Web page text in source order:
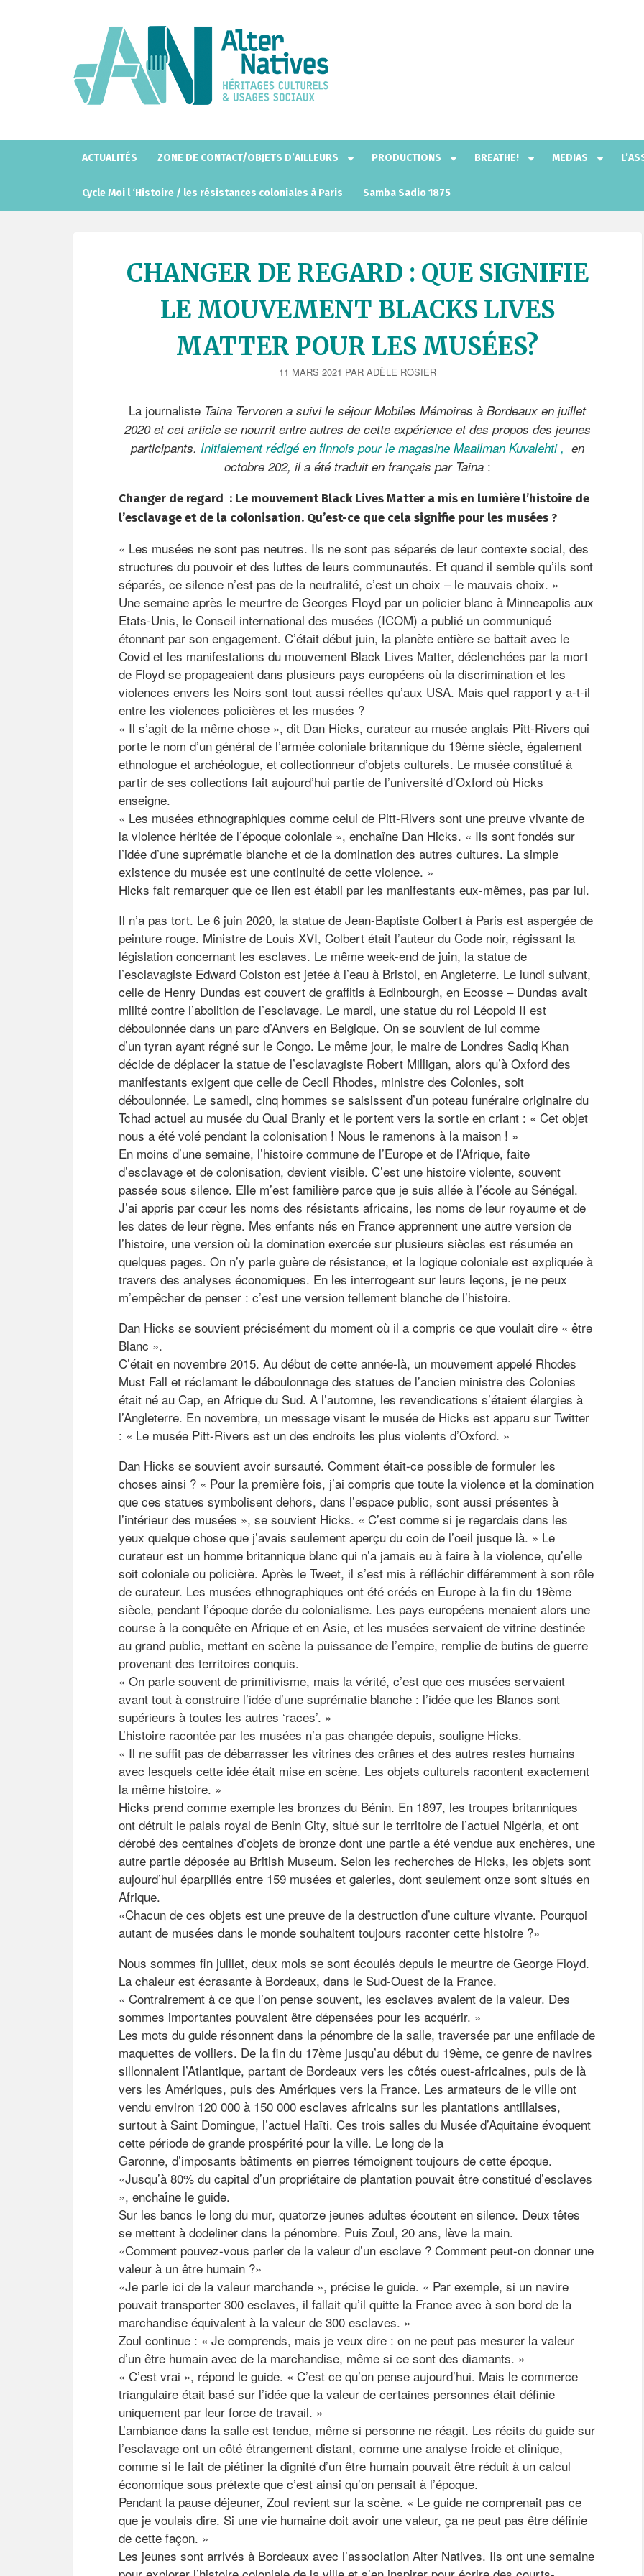
e
ACTUALITÉS ZONE DE CONTACT/OBJETS D’AILLEURS PRODUCTIONS BREATHE! MEDIAS
Cycle Moi l ‘Histoire / les résistances coloniales à Paris Samba Sadio 1875
CHANGER DE REGARD : QUE SIGNIFIE
LE MOUVEMENT BLACKS LIVES
MATTER POUR LES MUSÉES?
11 MARS 2021 PAR ADÈLE ROSIER
La journaliste Taina Tervoren a suivi le séjour Mobiles Mémoires à Bordeaux en juillet
2020 et cet article se nourrit entre autres de cette expérience et des propos des jeunes
participants. Initialement rédigé en finnois pour le magasine Maailman Kuvalehti , en
octobre 202, il a été traduiten français par Taina :
Changer de regard : Le mouvement Black Lives Matter a mis en lumière l’histoire de
l’esclavage et de la colonisation. Qu’est-ce que cela signifie pour les musées ?
« Les musées ne sont pas neutres. Ils ne sont pas séparés de leur contexte social, des
structures du pouvoir et des luttes de leurs communautés. Et quand il semble qu’ils sont
séparés, ce silence n’est pas de la neutralité, c’est un choix – le mauvais choix. »
Une semaine après le meurtre de Georges Floyd par un policier blanc à Minneapolis aux
Etats-Unis, le Conseil international des musées (ICOM) a publié un communiqué
étonnant par son engagement. C’était début juin, la planète entière se battait avec le
Covid et les manifestations du mouvement Black Lives Matter, déclenchées par la mort
de Floyd se propageaient dans plusieurs pays européens où la discrimination et les
violences envers les Noirs sont tout aussi réelles qu’aux USA. Mais quel rapport y a-t-il
entre les violences policières et les musées ?
« Il s’agit de la même chose », dit Dan Hicks, curateur au musée anglais Pitt-Rivers qui
porte le nom d’un général de l’armée coloniale britannique du 19ème siècle, également
ethnologue et archéologue, et collectionneur d’objets culturels. Le musée constitué à
partir de ses collections fait aujourd’hui partie de l’université d’Oxford où Hicks
enseigne.
« Les musées ethnographiques comme celui de Pitt-Rivers sont une preuve vivante de
la violence héritée de l’époque coloniale », enchaîne Dan Hicks. « Ils sont fondés sur
l’idée d’une suprématie blanche et de la domination des autres cultures. La simple
existence du musée est une continuité de cette violence. »
Hicks fait remarquer que ce lien est établi par les manifestants eux-mêmes, pas par lui.
Il n’a pas tort. Le 6 juin 2020, la statue de Jean-Baptiste Colbert à Paris est aspergée de
peinture rouge. Ministre de Louis XVI, Colbert était l’auteur du Code noir, régissant la
législation concernant les esclaves. Le même week-end de juin, la statue de
l’esclavagiste Edward Colston est jetée à l’eau à Bristol, en Angleterre. Le lundi suivant,
celle de Henry Dundas est couvert de graffitis à Edinbourgh, en Ecosse – Dundas avait
milité contre l’abolition de l’esclavage. Le mardi, une statue du roi Léopold II est
déboulonnée dans un parc d’Anvers en Belgique. On se souvient de lui comme
d’un tyran ayant régné sur le Congo. Le même jour, le maire de Londres Sadiq Khan
décide de déplacer la statue de l’esclavagiste Robert Milligan, alors qu’à Oxford des
manifestants exigent que celle de Cecil Rhodes, ministre des Colonies, soit
déboulonnée. Le samedi, cinq hommes se saisissent d’un poteau funéraire originaire du
Tchad actuel au musée du Quai Branly et le portent vers la sortie en criant : « Cet objet
nous a été volé pendant la colonisation ! Nous le ramenons à la maison ! »
En moins d’une semaine, l’histoire commune de l’Europe et de l’Afrique, faite
d’esclavage et de colonisation, devient visible. C’est une histoire violente, souvent
passée sous silence. Elle m’est familière parce que je suis allée à l’école au Sénégal.
J’ai appris par cœur les noms des résistants africains, les noms de leur royaume et de
les dates de leur règne. Mes enfants nés en France apprennent une autre version de
l’histoire, une version où la domination exercée sur plusieurs siècles est résumée en
quelques pages. On n’y parle guère de résistance, et la logique coloniale est expliquée à
travers des analyses économiques. En les interrogeant sur leurs leçons, je ne peux
m’empêcher de penser : c’est une version tellement blanche de l’histoire.
Dan Hicks se souvient précisément du moment où il a compris ce que voulait dire « être
Blanc ».
C’était en novembre 2015. Au début de cette année-là, un mouvement appelé Rhodes
Must Fall et réclamant le déboulonnage des statues de l’ancien ministre des Colonies
était né au Cap, en Afrique du Sud. A l’automne, les revendications s’étaient élargies à
l’Angleterre. En novembre, un message visant le musée de Hicks est apparu sur Twitter
: « Le musée Pitt-Rivers est un des endroits les plus violents d’Oxford. »
Dan Hicks se souvient avoir sursauté. Comment était-ce possible de formuler les
choses ainsi ? « Pour la première fois, j’ai compris que toute la violence et la domination
que ces statues symbolisent dehors, dans l’espace public, sont aussi présentes à
l’intérieur des musées », se souvient Hicks. « C’est comme si je regardais dans les
yeux quelque chose que j’avais seulement aperçu du coin de l’oeil jusque là. » Le
curateur est un homme britannique blanc qui n’a jamais eu à faire à la violence, qu’elle
soit coloniale ou policière. Après le Tweet, il s’est mis à réfléchir différemment à son rôle
de curateur. Les musées ethnographiques ont été créés en Europe à la fin du 19ème
siècle, pendant l’époque dorée du colonialisme. Les pays européens menaient alors une
course à la conquête en Afrique et en Asie, et les musées servaient de vitrine destinée
au grand public, mettant en scène la puissance de l’empire, remplie de butins de guerre
provenant des territoires conquis.
« On parle souvent de primitivisme, mais la vérité, c’est que ces musées servaient
avant tout à construire l’idée d’une suprématie blanche : l’idée que les Blancs sont
supérieurs à toutes les autres ‘races’. »
L’histoire racontée par les musées n’a pas changée depuis, souligne Hicks.
« Il ne suffit pas de débarrasser les vitrines des crânes et des autres restes humains
avec lesquels cette idée était mise en scène. Les objets culturels racontent exactement
la même histoire. »
Hicks prend comme exemple les bronzes du Bénin. En 1897, les troupes britanniques
ont détruit le palais royal de Benin City, situé sur le territoire de l’actuel Nigéria, et ont
dérobé des centaines d’objets de bronze dont une partie a été vendue aux enchères, une
autre partie déposée au British Museum. Selon les recherches de Hicks, les objets sont
aujourd’hui éparpillés entre 159 musées et galeries, dont seulement onze sont situés en
Afrique.
«Chacun de ces objets est une preuve de la destruction d’une culture vivante. Pourquoi
autant de musées dans le monde souhaitent toujours raconter cette histoire ?»
Nous sommes fin juillet, deux mois se sont écoulés depuis le meurtre de George Floyd.
La chaleur est écrasante à Bordeaux, dans le Sud-Ouest de la France.
« Contrairement à ce que l’on pense souvent, les esclaves avaient de la valeur. Des
sommes importantes pouvaient être dépensées pour les acquérir. »
Les mots du guide résonnent dans la pénombre de la salle, traversée par une enfilade de
maquettes de voiliers. De la fin du 17ème jusqu’au début du 19ème, ce genre de navires
sillonnaient l’Atlantique, partant de Bordeaux vers les côtés ouest-africaines, puis de là
vers les Amériques, puis des Amériques vers la France. Les armateurs de le ville ont
vendu environ 120 000 à 150 000 esclaves africains sur les plantations antillaises,
surtout à Saint Domingue, l’actuel Haïti. Ces trois salles du Musée d’Aquitaine évoquent
cette période de grande prospérité pour la ville. Le long de la
Garonne, d’imposants bâtiments en pierres témoignent toujours de cette époque.
«Jusqu’à 80% du capital d’un propriétaire de plantation pouvait être constitué d’esclaves
», enchaîne le guide.
Sur les bancs le long du mur, quatorze jeunes adultes écoutent en silence. Deux têtes
se mettent à dodeliner dans la pénombre. Puis Zoul, 20 ans, lève la main.
«Comment pouvez-vous parler de la valeur d’un esclave ? Comment peut-on donner une
valeur à un être humain ?»
«Je parle ici de la valeur marchande », précise le guide. « Par exemple, si un navire
pouvait transporter 300 esclaves, il fallait qu’il quitte la France avec à son bord de la
marchandise équivalent à la valeur de 300 esclaves. »
Zoul continue : « Je comprends, mais je veux dire : on ne peut pas mesurer la valeur
d’un être humain avec de la marchandise, même si ce sont des diamants. »
« C’est vrai », répond le guide. « C’est ce qu’on pense aujourd’hui. Mais le commerce
triangulaire était basé sur l’idée que la valeur de certaines personnes était définie
uniquement par leur force de travail. »
L’ambiance dans la salle est tendue, même si personne ne réagit. Les récits du guide sur
l’esclavage ont un côté étrangement distant, comme une analyse froide et clinique,
comme si le fait de piétiner la dignité d’un être humain pouvait être réduit à un calcul
économique sous prétexte que c’est ainsi qu’on pensait à l’époque.
Pendant la pause déjeuner, Zoul revient sur la scène. « Le guide ne comprenait pas ce
que je voulais dire. Si une vie humaine doit avoir une valeur, ça ne peut pas être définie
de cette façon. »
Les jeunes sont arrivés à Bordeaux avec l’association Alter Natives. Ils ont une semaine